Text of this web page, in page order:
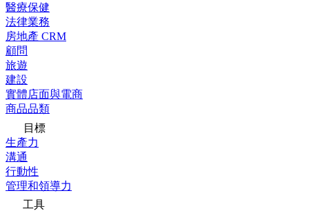
醫療保健
法律業務
房地產 CRM
顧問
旅遊
建設
實體店面與電商
商品品類
目標
生產力
溝通
行動性
管理和領導力
工具